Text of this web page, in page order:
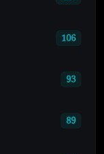
106
93
89